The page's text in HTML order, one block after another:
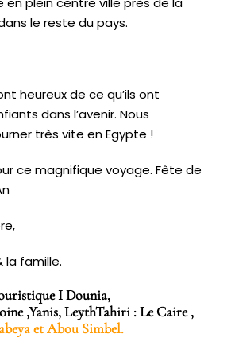
le reste du pays.
heureux de ce qu’ils ont
dans l’avenir. Nous
très vite en Egypte !
ce magnifique voyage. Fête de
la famille.
I Dounia,
,Yanis, LeythTahiri : Le Caire ,
et Abou Simbel.